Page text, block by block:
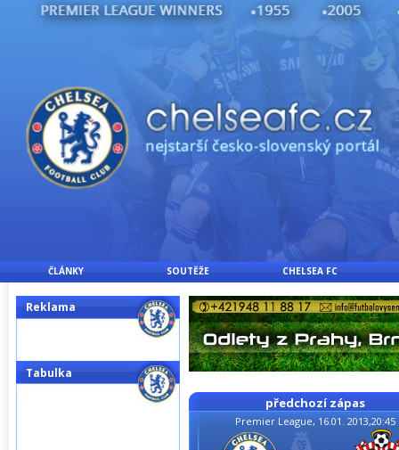
ČLÁNKY SOUTĚŽE CHELSEA FC
předchozí zápas
Premier League, 16.01. 2013,20:45
Reklama
Tabulka